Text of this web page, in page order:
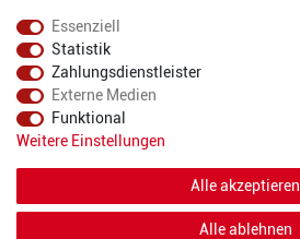
Essenziell
Statistik
Zahlungsdienstleister
Externe Medien
Funktional
Weitere Einstellungen
Alle akzeptieren
Alle ablehnen